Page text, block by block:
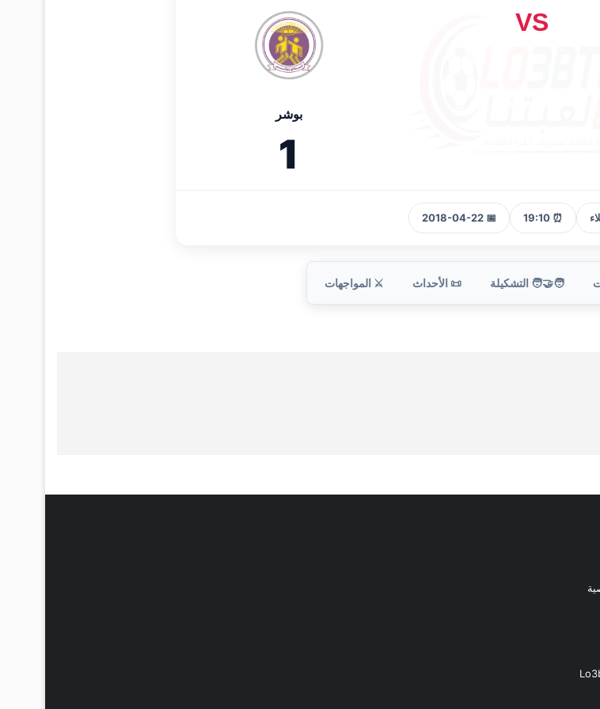
VS
بوشر
1
⏰ 19:10
📅 2018-04-22
🧑‍🤝‍🧑 التشكيلة 📜 الأحداث ⚔️ المواجهات